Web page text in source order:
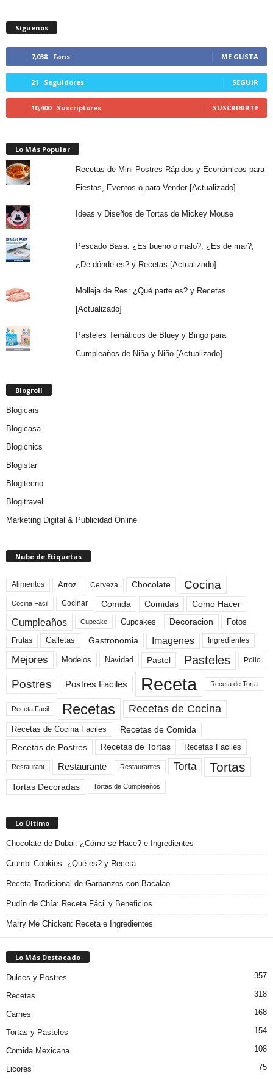
Síguenos
7,038 Fans ME GUSTA
21 Seguidores SEGUIR
10,400 Suscriptores SUSCRIBIRTE
Lo Más Popular
Recetas de Mini Postres Rápidos y Económicos para
Fiestas, Eventos o para Vender [Actualizado]
Ideas y Diseños de Tortas de Mickey Mouse
Pescado Basa: ¿Es bueno o malo?, ¿Es de mar?,
¿De dónde es? y Recetas [Actualizado]
Molleja de Res: ¿Qué parte es? y Recetas
[Actualizado]
Pasteles Temáticos de Bluey y Bingo para
Cumpleaños de Niña y Niño [Actualizado]
Blogroll
Blogicars
Blogicasa
Blogichics
Blogistar
Blogitecno
Blogitravel
Marketing Digital & Publicidad Online
Nube de Etiquetas
Alimentos Arroz Cerveza Chocolate Cocina
Cocina Facil Cocinar Comida Comidas Como Hacer
Cumpleaños Cupcake Cupcakes Decoracion Fotos
Frutas Galletas Gastronomia Imagenes Ingredientes
Mejores Modelos Navidad Pastel Pasteles Pollo
Postres Postres Faciles Receta Receta de Torta
Receta Facil Recetas Recetas de Cocina
Recetas de Cocina Faciles
Recetas de Comida
Recetas de Postres
Recetas de Tortas Recetas Faciles
Restaurant Restaurante Restaurantes Torta Tortas
Tortas Decoradas Tortas de Cumpleaños
Lo Último
Chocolate de Dubai: ¿Cómo se Hace? e Ingredientes
Crumbl Cookies: ¿Qué es? y Receta
Receta Tradicional de Garbanzos con Bacalao
Pudín de Chía: Receta Fácil y Beneficios
Marry Me Chicken: Receta e Ingredientes
Lo Más Destacado
Dulces y Postres 357
Recetas 318
Carnes 168
Tortas y Pasteles 154
Comida Mexicana 108
Licores 75